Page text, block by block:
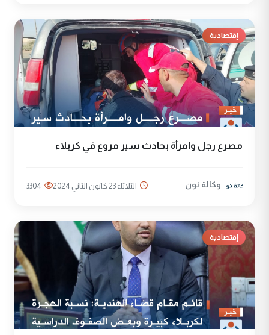
إقتصادية
مصرع رجل وامرأة بحادث سير مروع في كربلاء
وكالة نون الثلاثاء 23 كانون الثاني 2024 3304
إقتصادية